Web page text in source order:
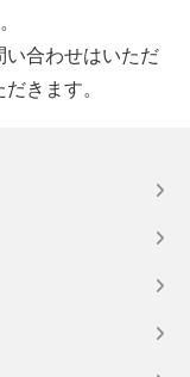
合わせはいただ
きます。